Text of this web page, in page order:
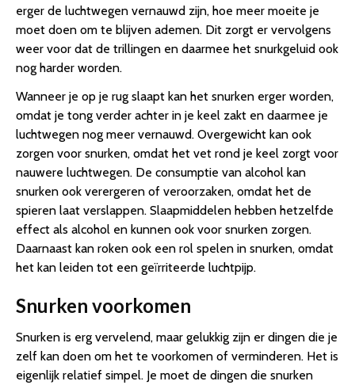
erger de luchtwegen vernauwd zijn, hoe meer moeite je
moet doen om te blijven ademen. Dit zorgt er vervolgens
weer voor dat de trillingen en daarmee het snurkgeluid ook
nog harder worden.
Wanneer je op je rug slaapt kan het snurken erger worden,
omdat je tong verder achter in je keel zakt en daarmee je
luchtwegen nog meer vernauwd. Overgewicht kan ook
zorgen voor snurken, omdat het vet rond je keel zorgt voor
nauwere luchtwegen. De consumptie van alcohol kan
snurken ook verergeren of veroorzaken, omdat het de
spieren laat verslappen. Slaapmiddelen hebben hetzelfde
effect als alcohol en kunnen ook voor snurken zorgen.
Daarnaast kan roken ook een rol spelen in snurken, omdat
het kan leiden tot een geïrriteerde luchtpijp.
Snurken voorkomen
Snurken is erg vervelend, maar gelukkig zijn er dingen die je
zelf kan doen om het te voorkomen of verminderen. Het is
eigenlijk relatief simpel. Je moet de dingen die snurken